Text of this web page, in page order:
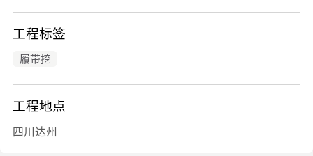
工程标签
履带挖
工程地点
四川达州